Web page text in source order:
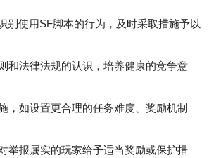
别使用SF脚本的行为，及时采取措施予以
法律法规的认识，培养健康的竞争意
如设置更合理的任务难度、奖励机制
报属实的玩家给予适当奖励或保护措